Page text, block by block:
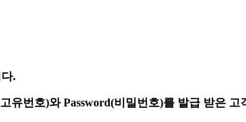
.
번호)와 Password(비밀번호)를 발급 받은 고